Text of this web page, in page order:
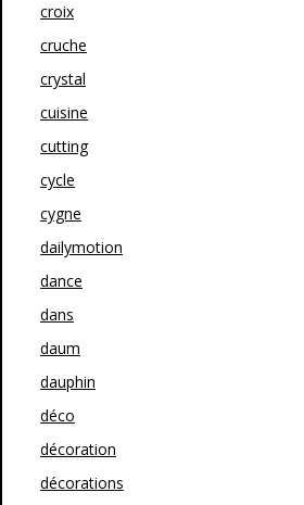
croix
cruche
crystal
cuisine
cutting
cycle
cygne
dailymotion
dance
dans
daum
dauphin
déco
décoration
décorations